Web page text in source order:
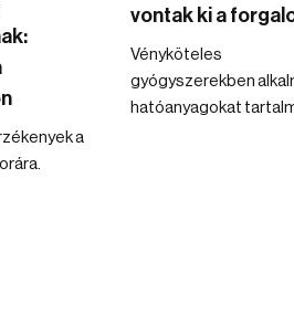
a
vontak ki a
Vényköteles
gyógyszerekben
hatóanyagokat